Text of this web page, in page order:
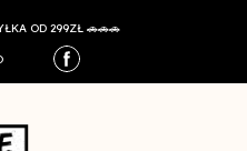
OD 299ZŁ 🚗🚗🚗